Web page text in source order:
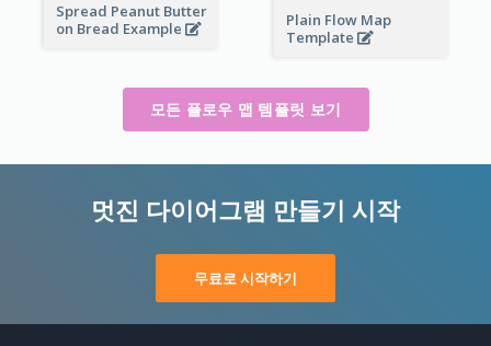
Plain Flow Map
Template
Spread Peanut Butter
on Bread Example
모든 플로우 맵 템플릿 보기
멋진 다이어그램 만들기 시작
무료로 시작하기